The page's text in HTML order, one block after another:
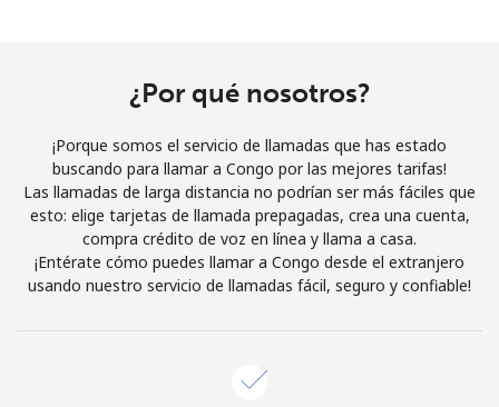
Únete
¡Hola!
Inicia sesión oREGÍSTRATE →
¿Por qué nosotros?
¡Porque somos el servicio de llamadas que has estado
buscando para llamar a Congo por las mejores tarifas!
Las llamadas de larga distancia no podrían ser más fáciles que
esto: elige tarjetas de llamada prepagadas, crea una cuenta,
compra crédito de voz en línea y llama a casa.
¡Entérate cómo puedes llamar a Congo desde el extranjero
usando nuestro servicio de llamadas fácil, seguro y confiable!